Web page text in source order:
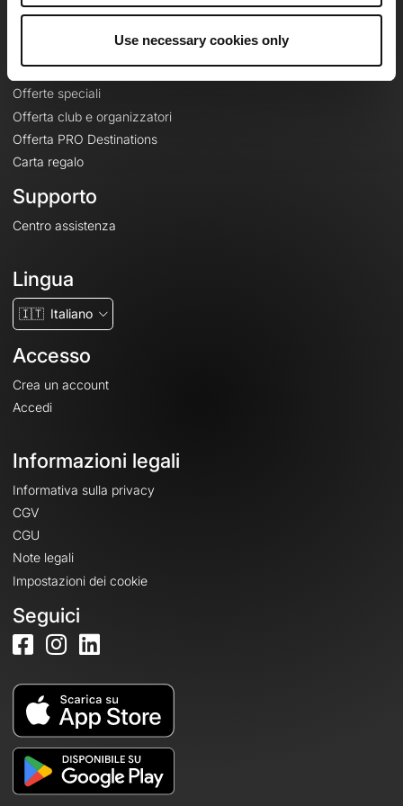
Use necessary cookies only
Offerte
Mappe di base topografiche
Funzionalità
Offerte speciali
Offerta club e organizzatori
Offerta PRO Destinations
Carta regalo
Supporto
Centro assistenza
Lingua
🇮🇹 Italiano
Accesso
Crea un account
Accedi
Informazioni legali
Informativa sulla privacy
CGV
CGU
Note legali
Impostazioni dei cookie
Seguici